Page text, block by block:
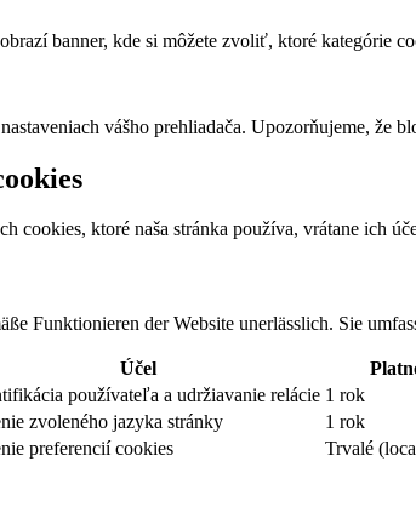
banner, kde si môžete zvoliť, ktoré
vášho prehliadača. Upozorňujeme,
cookies, ktoré naša stránka používa, vrátane ich
Funktionieren der Website unerlässlich. Sie
Účel
používateľa a udržiavanie relácie 1 rok
zvoleného jazyka stránky 1 rok
preferencií cookies Trvalé